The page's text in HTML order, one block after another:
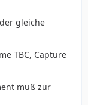
gleiche
TBC, Capture
muß zur